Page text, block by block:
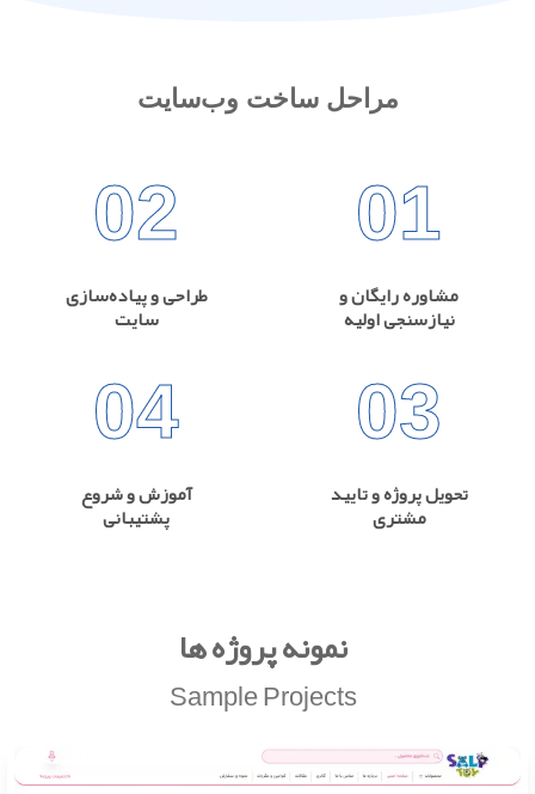
مراحل ساخت وب‌سایت
01
مشاوره رایگان و
نیازسنجی اولیه
02
طراحی و پیاده‌سازی
سایت
03
تحویل پروژه و تایید
مشتری
04
آموزش و شروع
پشتیبانی
نمونه پروژه ها
Sample Projects